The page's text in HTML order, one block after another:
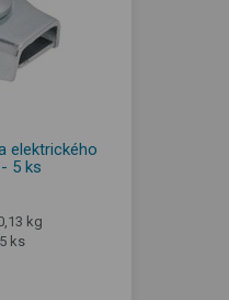
elektrického
5 ks
kg
ks